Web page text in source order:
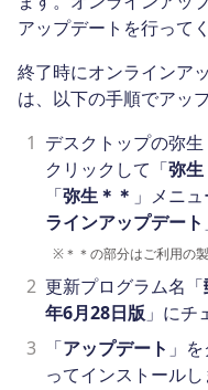
アップデートを行って
終了時にオンラインア
は、以下の手順でアッ
1 デスクトップの弥
クリックして「弥
「弥生＊＊ 」メニ
ラインアップデート
※＊＊の部分はご利用の
2 更新プログラム名「
年6月28日版 」にチ
3
「アップデート 」
ってインストールし